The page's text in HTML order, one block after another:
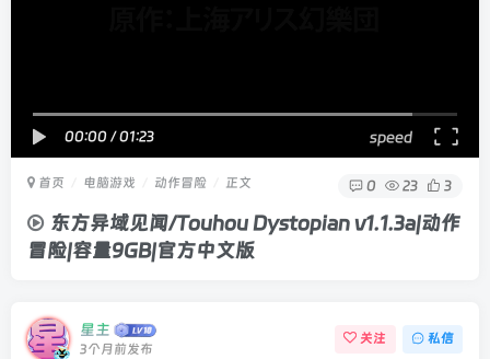
00:00 /01:23 speed
首页 电脑游戏 动作冒险 正文 0 23 3
东方异域见闻/Touhou Dystopian v1.1.3a|动作
冒险|容量9GB|官方中文版
星主
3个月前发布
关注 私信